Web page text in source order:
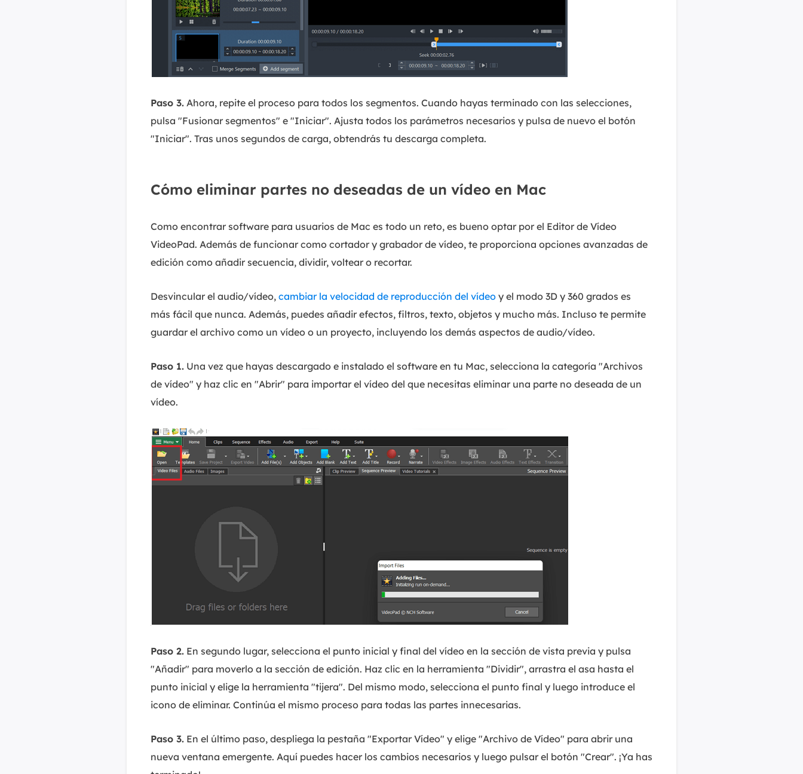
Paso 3. Ahora, repite el proceso para todos los segmentos. Cuando hayas terminado con las selecciones,
pulsa "Fusionar segmentos" e "Iniciar". Ajusta todos los parámetros necesarios y pulsa de nuevo el botón
"Iniciar". Tras unos segundos de carga, obtendrás tu descarga completa.
Cómo eliminar partes no deseadas de un vídeo en Mac
Como encontrar software para usuarios de Mac es todo un reto, es bueno optar por el Editor de Vídeo
VideoPad. Además de funcionar como cortador y grabador de vídeo, te proporciona opciones avanzadas de
edición como añadir secuencia, dividir, voltear o recortar.
Desvincular el audio/vídeo, cambiar la velocidad de reproducción del vídeo y el modo 3D y 360 grados es
más fácil que nunca. Además, puedes añadir efectos, filtros, texto, objetos y mucho más. Incluso te permite
guardar el archivo como un vídeo o un proyecto, incluyendo los demás aspectos de audio/vídeo.
Paso 1. Una vez que hayas descargado e instalado el software en tu Mac, selecciona la categoría "Archivos
de vídeo" y haz clic en "Abrir" para importar el vídeo del que necesitas eliminar una parte no deseada de un
vídeo.
Paso 2. En segundo lugar, selecciona el punto inicial y final del vídeo en la sección de vista previa y pulsa
"Añadir" para moverlo a la sección de edición. Haz clic en la herramienta "Dividir", arrastra el asa hasta el
punto inicial y elige la herramienta "tijera". Del mismo modo, selecciona el punto final y luego introduce el
icono de eliminar. Continúa el mismo proceso para todas las partes innecesarias.
Paso 3. En el último paso, despliega la pestaña "Exportar Vídeo" y elige "Archivo de Vídeo" para abrir una
nueva ventana emergente. Aquí puedes hacer los cambios necesarios y luego pulsar el botón "Crear". ¡Ya has